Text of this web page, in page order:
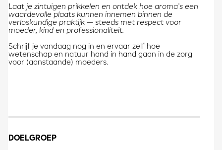
Laat je zintuigen prikkelen en ontdek hoe aroma’s een
waardevolle plaats kunnen innemen binnen de
verloskundige praktijk — steeds met respect voor
moeder, kind en professionaliteit.
Schrijf je vandaag nog in en ervaar zelf hoe
wetenschap en natuur hand in hand gaan in de zorg
voor (aanstaande) moeders.
DOELGROEP